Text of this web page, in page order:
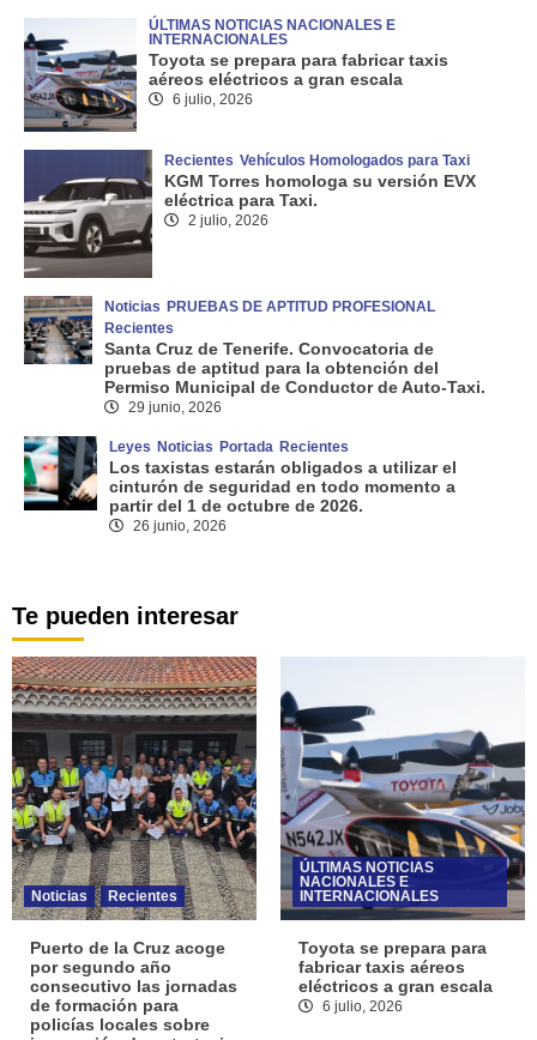
ÚLTIMAS NOTICIAS NACIONALES E
INTERNACIONALES
Toyota se prepara para fabricar taxis
aéreos eléctricos a gran escala
6 julio, 2026
Recientes Vehículos Homologados para Taxi
KGM Torres homologa su versión EVX
eléctrica para Taxi.
2 julio, 2026
Noticias PRUEBAS DE APTITUD PROFESIONAL
Recientes
Santa Cruz de Tenerife. Convocatoria de
pruebas de aptitud para la obtención del
Permiso Municipal de Conductor de Auto-Taxi.
29 junio, 2026
Leyes Noticias Portada Recientes
Los taxistas estarán obligados a utilizar el
cinturón de seguridad en todo momento a
partir del 1 de octubre de 2026.
26 junio, 2026
Te pueden interesar
Noticias Recientes
Puerto de la Cruz acoge
por segundo año
consecutivo las jornadas
de formación para
policías locales sobre
ÚLTIMAS NOTICIAS
NACIONALES E
INTERNACIONALES
Toyota se prepara para
fabricar taxis aéreos
eléctricos a gran escala
6 julio, 2026